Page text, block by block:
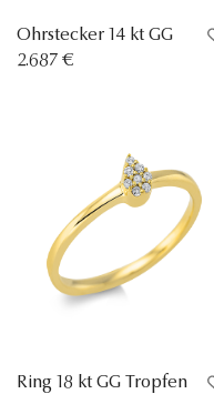
Ohrstecker 14 kt GG
2.687 €
Ring 18 kt GG Tropfen